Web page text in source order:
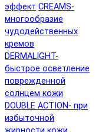
эффект CREAMS-
многообразие
чудодейственных
кремов
DERMALIGHT-
быстрое осветление
поврежденной
солнцем кожи
DOUBLE ACTION- при
избыточной